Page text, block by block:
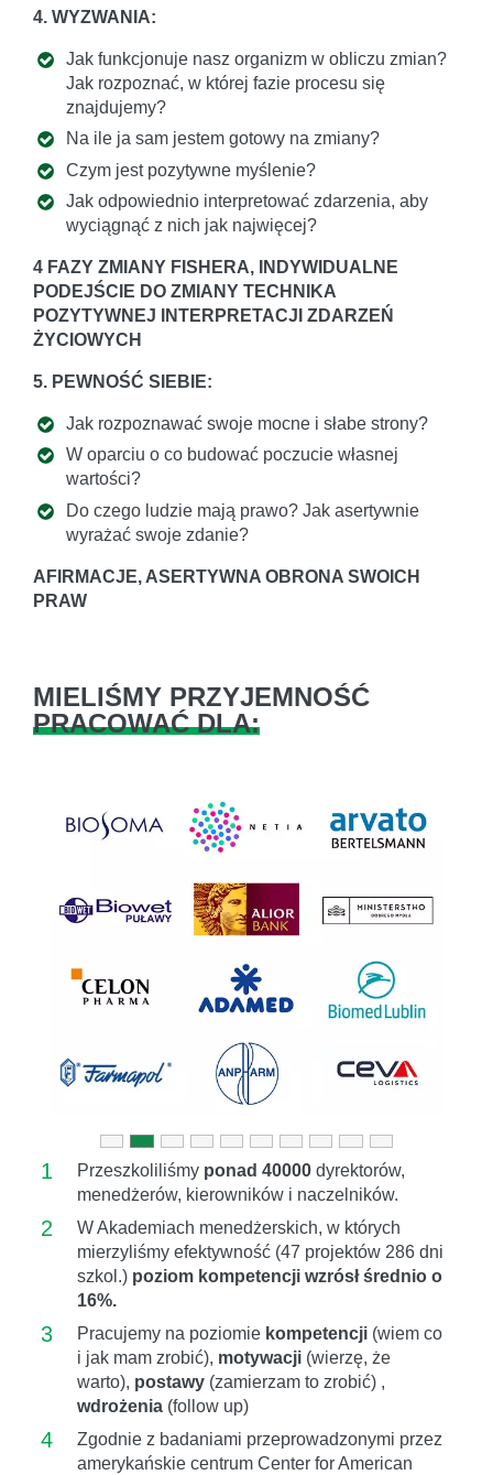
4. WYZWANIA:
Jak funkcjonuje nasz organizm w obliczu zmian?
Jak rozpoznać, w której fazie procesu się
znajdujemy?
Na ile ja sam jestem gotowy na zmiany?
Czym jest pozytywne myślenie?
Jak odpowiednio interpretować zdarzenia, aby
wyciągnąć z nich jak najwięcej?
4 FAZY ZMIANY FISHERA, INDYWIDUALNE
PODEJŚCIE DO ZMIANY TECHNIKA
POZYTYWNEJ INTERPRETACJI ZDARZEŃ
ŻYCIOWYCH
5. PEWNOŚĆ SIEBIE:
Jak rozpoznawać swoje mocne i słabe strony?
W oparciu o co budować poczucie własnej
wartości?
Do czego ludzie mają prawo? Jak asertywnie
wyrażać swoje zdanie?
AFIRMACJE, ASERTYWNA OBRONA SWOICH
PRAW
MIELIŚMY PRZYJEMNOŚĆ
PRACOWAĆ DLA:
1 Przeszkoliliśmy ponad 40000 dyrektorów,
menedżerów, kierowników i naczelników.
2
W Akademiach menedżerskich, w których
mierzyliśmy efektywność (47 projektów 286 dni
szkol.) poziom kompetencji wzrósł średnio o
16%.
3 Pracujemy na poziomie kompetencji (wiem co
i jak mam zrobić), motywacji (wierzę, że
warto), postawy (zamierzam to zrobić) ,
wdrożenia (follow up)
4
Zgodnie z badaniami przeprowadzonymi przez
amerykańskie centrum Center for American